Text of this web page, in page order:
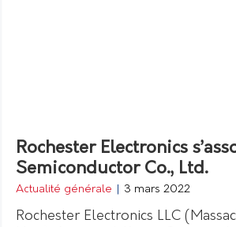
Rochester Electronics
Semiconductor Co., Ltd.
Actualité générale 3 mars 2022
Rochester Electronics LLC